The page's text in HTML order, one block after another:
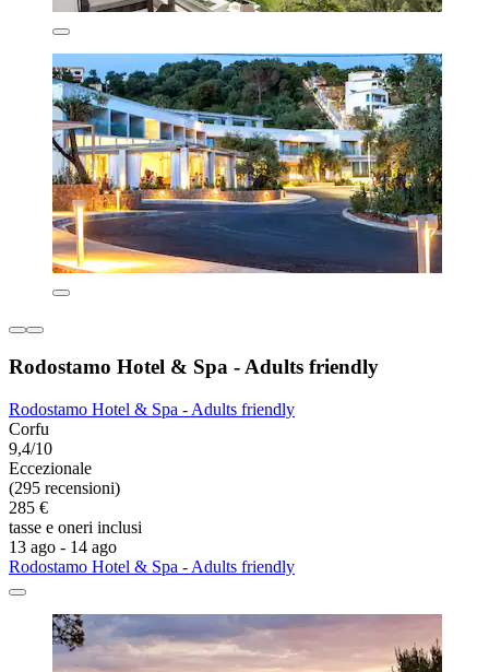
Rodostamo Hotel & Spa - Adults friendly
Rodostamo Hotel & Spa - Adults friendly
Corfu
9,4/10
Eccezionale
(295 recensioni)
285 €
tasse e oneri inclusi
13 ago - 14 ago
Rodostamo Hotel & Spa - Adults friendly